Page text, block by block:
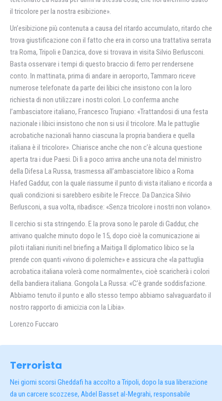
il tricolore per la nostra esibizione».
Un’esibizione più contenuta a causa del ritardo accumulato, ritardo che
trova giustificazione con il fatto che era in corso una trattativa serrata
tra Roma, Tripoli e Danzica, dove si trovava in visita Silvio Berlusconi.
Basta osservare i tempi di questo braccio di ferro per rendersene
conto. In mattinata, prima di andare in aeroporto, Tammaro riceve
numerose telefonate da parte dei libici che insistono con la loro
richiesta di non utilizzare i nostri colori. Lo conferma anche
l’ambasciatore italiano, Francesco Trupiano: «Trattandosi di una festa
nazionale i libici insistono che non si usi il tricolore. Ma le pattuglie
acrobatiche nazionali hanno ciascuna la propria bandiera e quella
italiana è il tricolore». Chiarisce anche che non c’è alcuna questione
aperta tra i due Paesi. Di lì a poco arriva anche una nota del ministro
della Difesa La Russa, trasmessa all’ambasciatore libico a Roma
Hafed Gaddur, con la quale riassume il punto di vista italiano e ricorda a
quali condizioni si sarebbero esibite le Frecce. Da Danzica Silvio
Berlusconi, a sua volta, ribadisce: «Senza tricolore i nostri non volano».
Il cerchio si sta stringendo. E la prova sono le parole di Gaddur, che
arrivano qualche minuto dopo le 15, dopo cioè la comunicazione ai
piloti italiani riuniti nel briefing a Maitiga Il diplomatico libico se la
prende con quanti «vivono di polemiche» e assicura che «la pattuglia
acrobatica italiana volerà come normalmente», cioè scaricherà i colori
della bandiera italiana. Gongola La Russa: «C’è grande soddisfazione.
Abbiamo tenuto il punto e allo stesso tempo abbiamo salvaguardato il
nostro rapporto di amicizia con la Libia».
Lorenzo Fuccaro
Terrorista
Nei giorni scorsi Gheddafi ha accolto a Tripoli, dopo la sua liberazione
da un carcere scozzese, Abdel Basset al-Megrahi, responsabile